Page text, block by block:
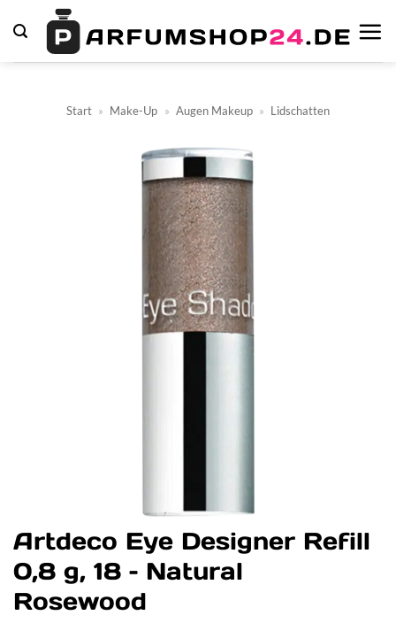
Inhalt
springen
Start » Make-Up » Augen Makeup » Lidschatten
Artdeco Eye Designer Refill
0,8 g, 18 – Natural
Rosewood